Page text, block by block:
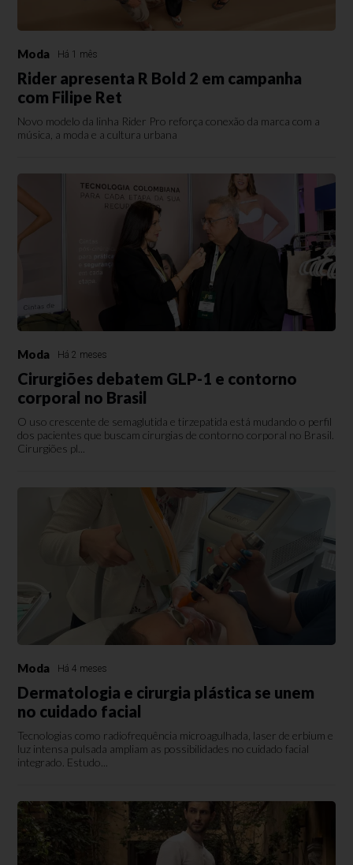
Moda Há 1 mês
Rider apresenta R Bold 2 em campanha
com Filipe Ret
Novo modelo da linha Rider Pro reforça conexão da marca com a
música, a moda e a cultura urbana
Moda Há 2 meses
Cirurgiões debatem GLP-1 e contorno
corporal no Brasil
O uso crescente de semaglutida e tirzepatida está mudando o perfil
dos pacientes que buscam cirurgias de contorno corporal no Brasil.
Cirurgiões pl...
Moda Há 4 meses
Dermatologia e cirurgia plástica se unem
no cuidado facial
Tecnologias como radiofrequência microagulhada, laser de erbium e
luz intensa pulsada ampliam as possibilidades no cuidado facial
integrado. Estudo...